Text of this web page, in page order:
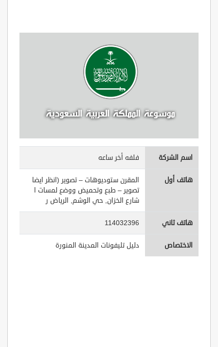
اسم الشركة فلفه أخر ساعه
هاتف أول
المقرن ستوديوهات – تصوير (انظر ايضا
تصوير – طبع وتحميض ووضع لمسات ا
شارع الخزان, حي الوشم, الرياض ر
هاتف ثاني 114032396
الاختصاص دليل تليفونات المدينة المنورة